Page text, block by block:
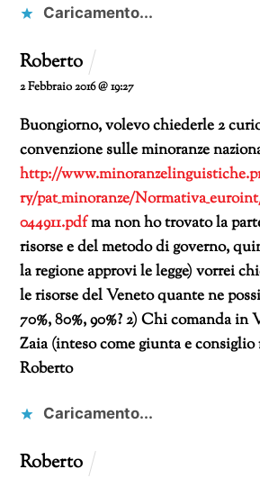
Caricamento...
Roberto
2 Febbraio 2016 @ 19:27
Buongiorno, volevo chiederle 2
convenzione sulle minoranze
http://
ry/pat_minoranze/
044911.pdfma non ho trovato la
risorse e del metodo di governo,
la regione approvi le legge) vorrei
le risorse del Veneto quante ne
70%, 80%, 90%?2) Chi comanda in
Zaia (inteso come giunta e consiglio
Roberto
Caricamento...
Roberto